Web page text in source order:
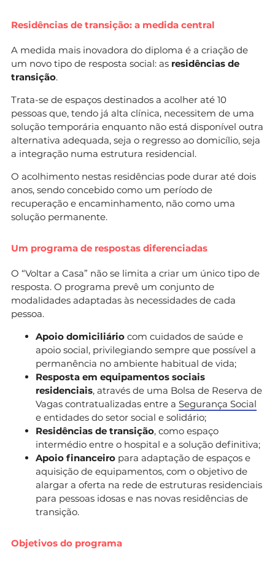
Residências de transição: a medida central
A medida mais inovadora do diploma é a criação de
um novo tipo de resposta social: as residências de
transição.
Trata-se de espaços destinados a acolher até 10
pessoas que, tendo já alta clínica, necessitem de uma
solução temporária enquanto não está disponível outra
alternativa adequada, seja o regresso ao domicílio, seja
a integração numa estrutura residencial.
O acolhimento nestas residências pode durar até dois
anos, sendo concebido como um período de
recuperação e encaminhamento, não como uma
solução permanente.
Um programa de respostas diferenciadas
O “Voltar a Casa” não se limita a criar um único tipo de
resposta. O programa prevê um conjunto de
modalidades adaptadas às necessidades de cada
pessoa.
Apoio domiciliário com cuidados de saúde e
apoio social, privilegiando sempre que possível a
permanência no ambiente habitual de vida;
Resposta em equipamentos sociais
residenciais, através de uma Bolsa de Reserva de
Vagas contratualizadas entre a Segurança Social
e entidades do setor social e solidário;
Residências de transição, como espaço
intermédio entre o hospital e a solução definitiva;
Apoio financeiro para adaptação de espaços e
aquisição de equipamentos, com o objetivo de
alargar a oferta na rede de estruturas residenciais
para pessoas idosas e nas novas residências de
transição.
Objetivos do programa